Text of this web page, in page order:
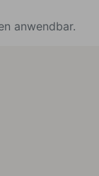
anwendbar.